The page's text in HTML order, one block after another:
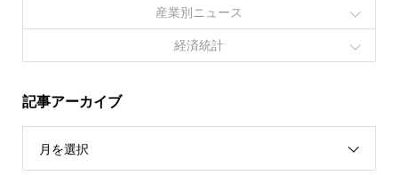
産業別ニュース
経済統計
記事アーカイブ
月を選択